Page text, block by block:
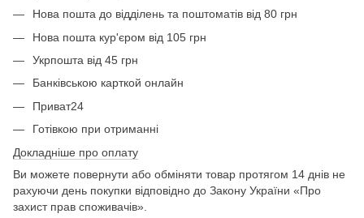
Нова пошта до відділень та поштоматів від 80 грн
Нова пошта кур'єром від 105 грн
Укрпошта від 45 грн
Банківською карткой онлайн
Приват24
Готівкою при отриманні
Докладніше про оплату
Ви можете повернути або обміняти товар протягом 14 днів не
рахуючи день покупки відповідно до Закону України «Про
захист прав споживачів».